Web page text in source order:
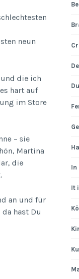
neun
die ich
hart auf
im Store
– sie
Martina
die
an und für
hast Du
In
It